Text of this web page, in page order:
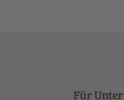
Für